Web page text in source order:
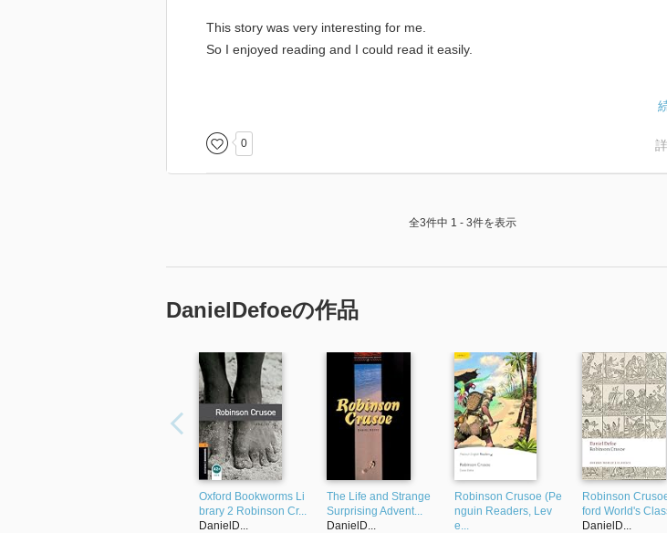
This story was very interesting for me.
So I enjoyed reading and I could read it easily.
----------読了:2008/05/23 総単語数:302,519語----------</center></pre></font>
0
全3件中 1 - 3件を表示
DanielDefoeの作品
Oxford Bookworms Li
brary 2 Robinson Cr...
DanielD...
The Life and Strange
Surprising Advent...
DanielD...
Robinson Crusoe (Pe
nguin Readers, Lev
e...
Robinson
ford World's
DanielD...